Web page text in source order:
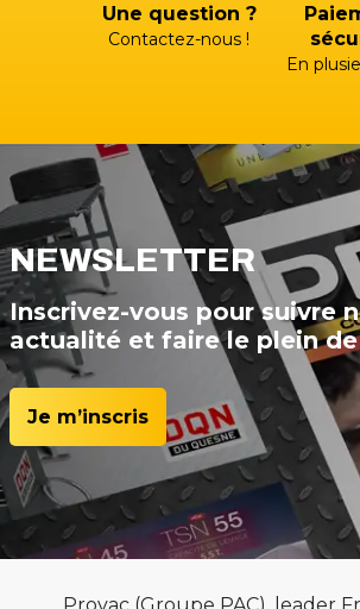
Une question ?
Contactez-nous !
En
NEWSLETTER
Inscrivez-vous pour suivre
actualité et faire le plein
Je m’inscris